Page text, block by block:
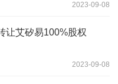
2023-09-08
让艾矽易100%股权
2023-09-08